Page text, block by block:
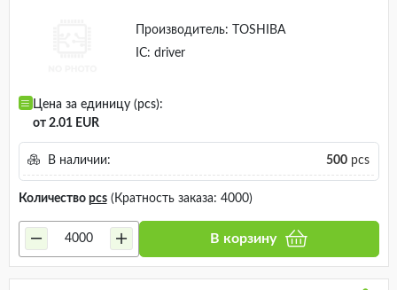
Производитель:
TOSHIBA
IC: driver
Цена за единицу (pcs):
от 2.01 EUR
В наличии: 500pcs
Количество pcs(Кратность заказа: 4000)
В корзину